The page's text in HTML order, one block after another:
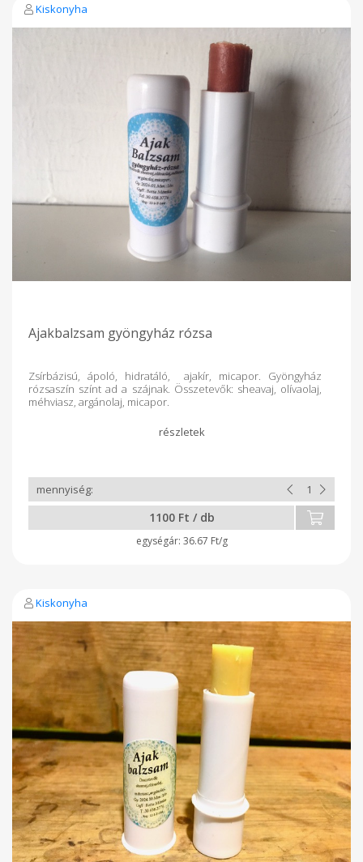
Kiskonyha
Ajakbalzsam gyöngyház rózsa
Zsírbázisú, ápoló, hidratáló, ajakír, micapor. Gyöngyház
rózsaszín színt ad a szájnak. Összetevők: sheavaj, olívaolaj,
méhviasz, argánolaj, micapor.
1100 Ft / db
36.67 Ft/g
Kiskonyha